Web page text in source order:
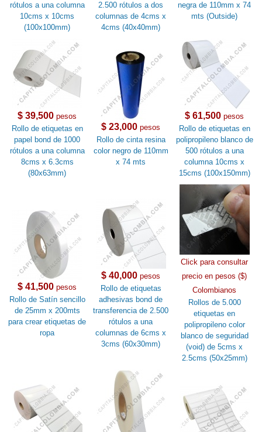
rótulos a una columna
10cms x 10cms
(100x100mm)
2.500 rótulos a dos
columnas de 4cms x
4cms (40x40mm)
negra de 110mm x 74
mts (Outside)
$ 39,500 pesos
Rollo de etiquetas en
papel bond de 1000
rótulos a una columna
8cms x 6.3cms
(80x63mm)
$ 23,000 pesos
Rollo de cinta resina
color negro de 110mm
x 74 mts
$ 61,500 pesos
Rollo de etiquetas en
polipropileno blanco de
500 rótulos a una
columna 10cms x
15cms (100x150mm)
$ 41,500 pesos
Rollo de Satín sencillo
de 25mm x 200mts
para crear etiquetas de
ropa
$ 40,000 pesos
Rollo de etiquetas
adhesivas bond de
transferencia de 2.500
rótulos a una
columnas de 6cms x
3cms (60x30mm)
Click para consultar
precio en pesos ($)
Colombianos
Rollos de 5.000
etiquetas en
polipropileno color
blanco de seguridad
(void) de 5cms x
2.5cms (50x25mm)